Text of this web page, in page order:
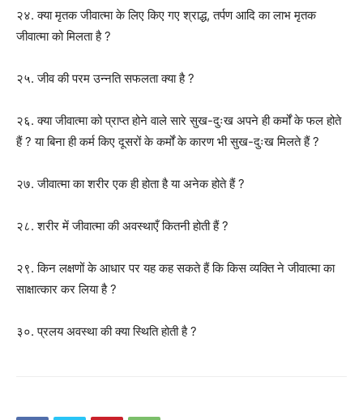
२४. क्या मृतक जीवात्मा के लिए किए गए श्राद्ध, तर्पण आदि का लाभ मृतक
जीवात्मा को मिलता है ?
२५. जीव की परम उन्नति सफलता क्या है ?
२६. क्या जीवात्मा को प्राप्त होने वाले सारे सुख-दुःख अपने ही कर्मों के फल होते
हैं ? या बिना ही कर्म किए दूसरों के कर्मों के कारण भी सुख-दुःख मिलते हैं ?
२७. जीवात्मा का शरीर एक ही होता है या अनेक होते हैं ?
२८. शरीर में जीवात्मा की अवस्थाएँ कितनी होती हैं ?
२९. किन लक्षणों के आधार पर यह कह सकते हैं कि किस व्यक्ति ने जीवात्मा का
साक्षात्कार कर लिया है ?
३०. प्रलय अवस्था की क्या स्थिति होती है ?